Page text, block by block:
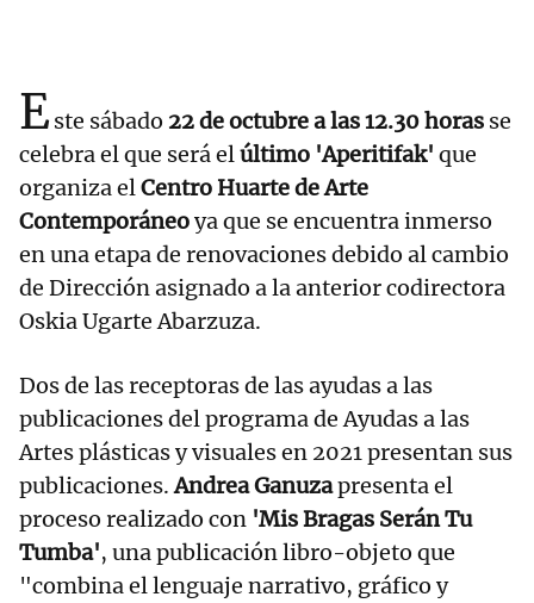
Este sábado 22 de octubre a las 12.30 horas se
celebra el que será elúltimo 'Aperitifak' que
organiza elCentro Huarte de Arte
Contemporáneoya que se encuentra inmerso
en una etapa de renovaciones debido al cambio
de Dirección asignado a la anterior codirectora
Oskia Ugarte Abarzuza.
Dos de las receptoras de las ayudas a las
publicaciones del programa de Ayudas a las
Artes plásticas y visuales en 2021 presentan sus
publicaciones.Andrea Ganuzapresenta el
proceso realizado con 'Mis Bragas Serán Tu
Tumba', una publicación libro-objeto que
"combina el lenguaje narrativo, gráfico y